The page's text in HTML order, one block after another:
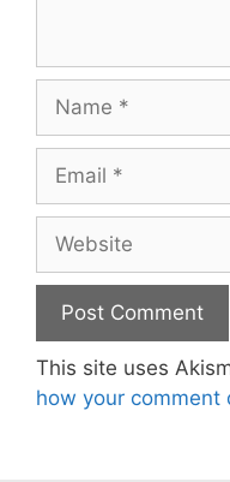
This site uses
how your comment